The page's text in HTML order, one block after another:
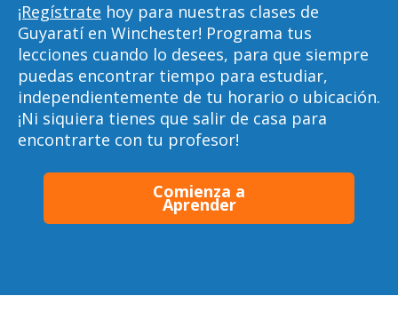
¡Regístrate hoy para nuestras clases de
Guyaratí en Winchester! Programa tus
lecciones cuando lo desees, para que siempre
puedas encontrar tiempo para estudiar,
independientemente de tu horario o ubicación.
¡Ni siquiera tienes que salir de casa para
encontrarte con tu profesor!
Comienza a
Aprender